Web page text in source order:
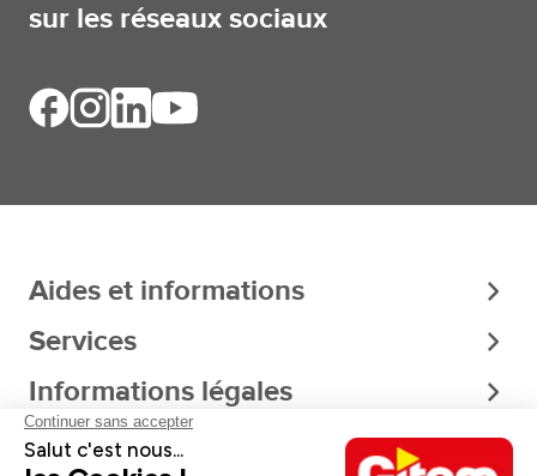
sur les réseaux sociaux
Aides et informations
Services
Informations légales
A propos